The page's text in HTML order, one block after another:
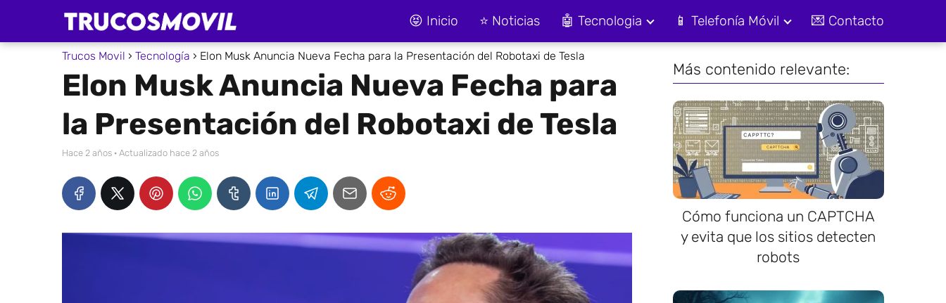
😝 Inicio ⭐ Noticias 🤖 Tecnologia 📱 Telefonía Móvil 💌 Contacto
Trucos Movil Tecnología Elon Musk Anuncia Nueva Fecha para la Presentación del Robotaxi de Tesla
Elon Musk Anuncia Nueva Fecha para
la Presentación del Robotaxi de Tesla
hace 2 años · Actualizado hace 2 años
Más contenido relevante:
Cómo funciona un CAPTCHA
y evita que los sitios detecten
robots